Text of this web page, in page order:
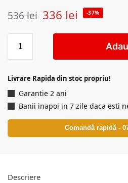
536lei 336 lei -37%
Livrare Rapida din stoc propriu!
Garantie 2 ani
Banii inapoi in 7 zile daca esti
Comandă rapidă -
Descriere